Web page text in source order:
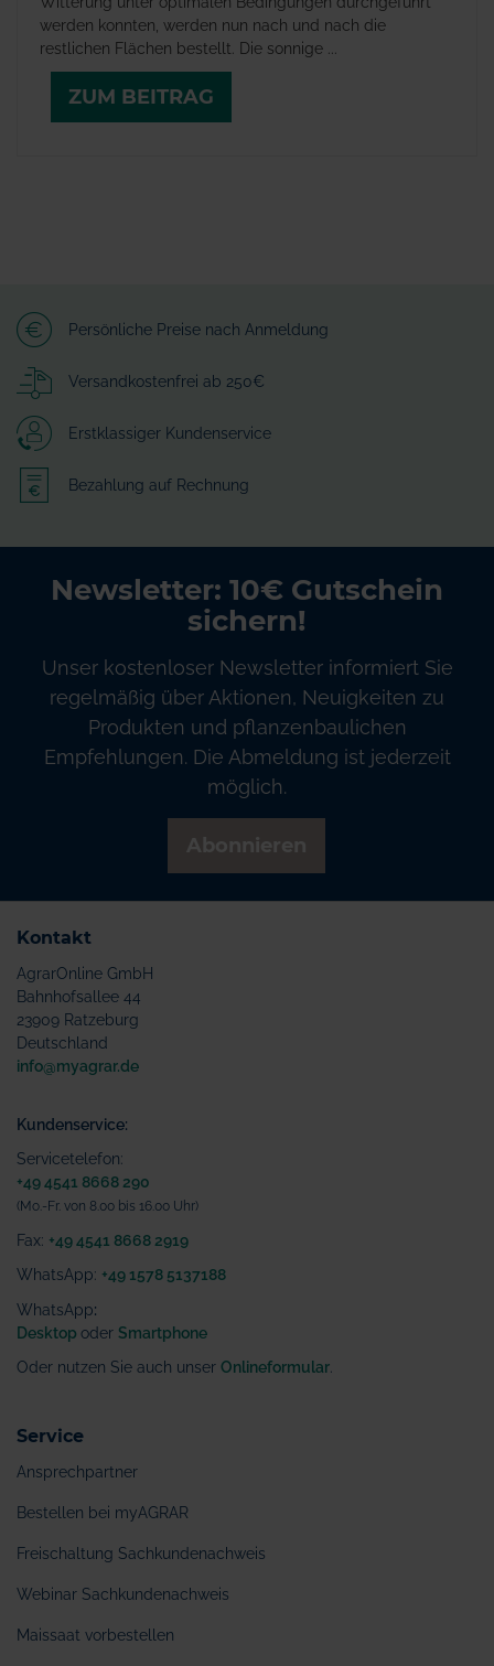
werden konnten, werden nun nach und nach die
restlichen Flächen bestellt. Die sonnige ...
ZUM BEITRAG
Persönliche Preise nach Anmeldung
Versandkostenfrei ab 250€
Erstklassiger Kundenservice
Bezahlung auf Rechnung
Newsletter: 10€ Gutschein
sichern!
Unser kostenloser Newsletter informiert Sie
regelmäßig über Aktionen, Neuigkeiten zu
Produkten und pflanzenbaulichen
Empfehlungen. Die Abmeldung ist jederzeit
möglich.
Kontakt
AgrarOnline GmbH
Bahnhofsallee 44
23909 Ratzeburg
Deutschland
info@myagrar.de
Kundenservice:
Servicetelefon:
+49 4541 8668 290
(Mo.-Fr. von 8.00 bis 16.00 Uhr)
Fax: +49 4541 8668 2919
WhatsApp: +49 1578 5137188
WhatsApp:
Desktop oder Smartphone
Oder nutzen Sie auch unser Onlineformular
Service
Ansprechpartner
Bestellen bei myAGRAR
Freischaltung Sachkundenachweis
Webinar Sachkundenachweis
Maissaat vorbestellen